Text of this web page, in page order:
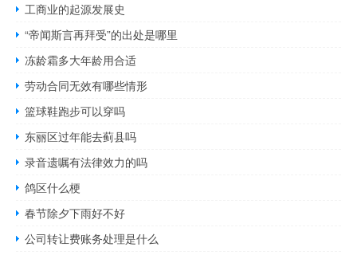
工商业的起源发展史
“帝闻斯言再拜受”的出处是哪里
冻龄霜多大年龄用合适
劳动合同无效有哪些情形
篮球鞋跑步可以穿吗
东丽区过年能去蓟县吗
录音遗嘱有法律效力的吗
鸽区什么梗
春节除夕下雨好不好
公司转让费账务处理是什么